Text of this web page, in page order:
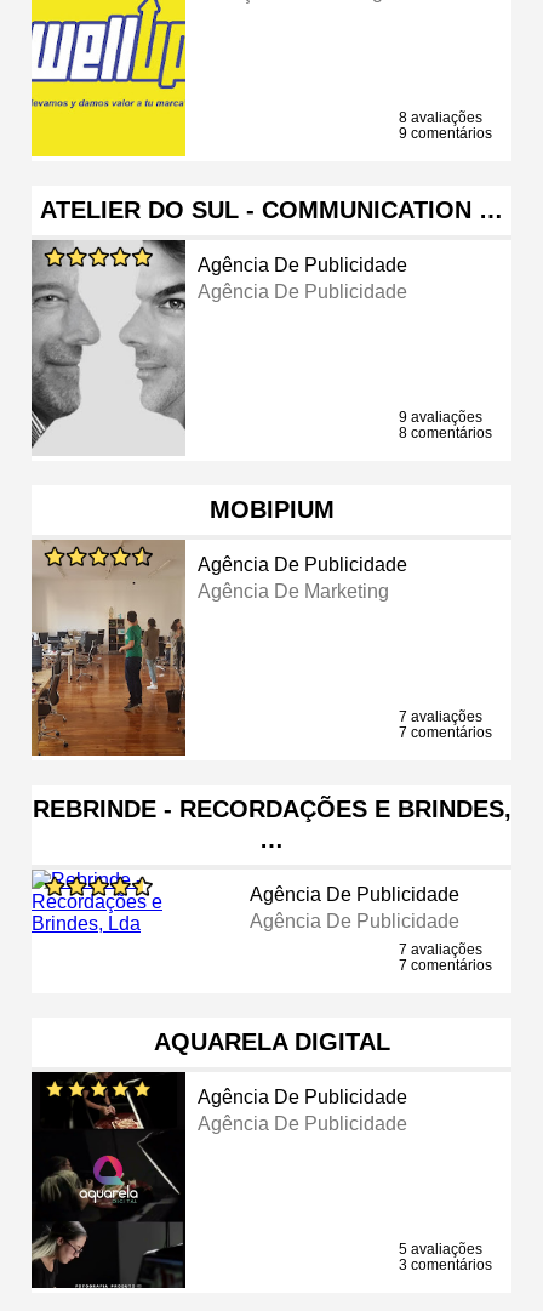
8 avaliações
9 comentários
ATELIER DO SUL - COMMUNICATION …
Agência De Publicidade
Agência De Publicidade
9 avaliações
8 comentários
MOBIPIUM
Agência De Publicidade
Agência De Marketing
7 avaliações
7 comentários
REBRINDE - RECORDAÇÕES E BRINDES,
…
Agência De Publicidade
Agência De Publicidade
7 avaliações
7 comentários
AQUARELA DIGITAL
Agência De Publicidade
Agência De Publicidade
5 avaliações
3 comentários